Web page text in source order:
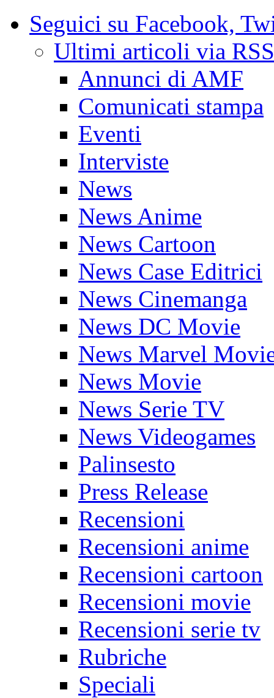
Seguici su Facebook,
Ultimi articoli via RSS
Annunci di AMF
Comunicati stampa
Eventi
Interviste
News
News Anime
News Cartoon
News Case Editrici
News Cinemanga
News DC Movie
News Marvel
News Movie
News Serie TV
News Videogames
Palinsesto
Press Release
Recensioni
Recensioni anime
Recensioni cartoon
Recensioni movie
Recensioni serie tv
Rubriche
Speciali